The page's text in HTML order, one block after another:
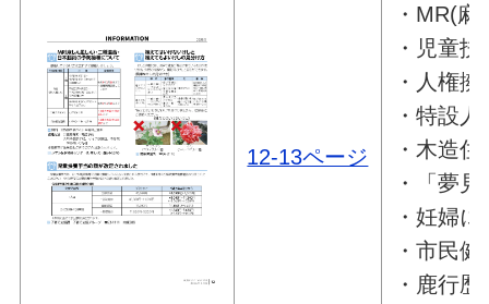
12-13ページ
・MR(
・児童
・人権
・特設
・木造
・「夢
・妊婦
・市民
・鹿行